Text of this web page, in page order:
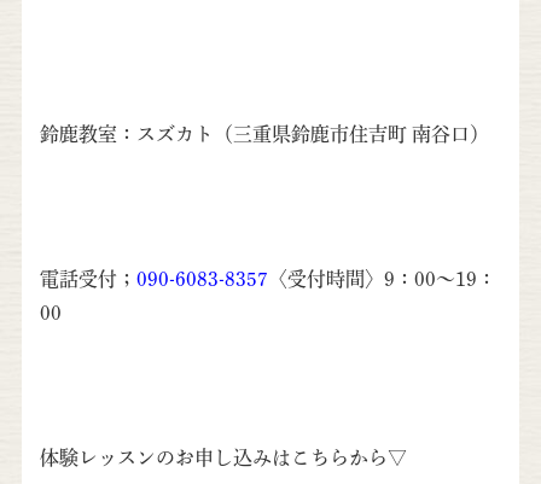
鈴鹿教室：スズカト（三重県鈴鹿市住吉町 南谷口）
電話受付； 090-6083-8357 〈受付時間〉9：00～19：
00
体験レッスンのお申し込みはこちらから▽